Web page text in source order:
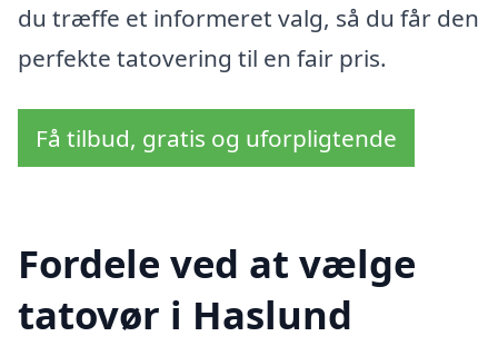
du træffe et informeret valg, så du får den
perfekte tatovering til en fair pris.
Få tilbud, gratis og uforpligtende
Fordele ved at vælge
tatovør i Haslund